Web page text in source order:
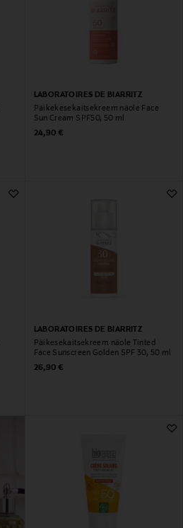
LABORATOIRES DE BIARRITZ
Päikekesekaitsekreem näole Face
Sun Cream SPF50, 50 ml
Original Price
24,90 €
LABORATOIRES DE BIARRITZ
Päikesekaitsekreem näole Tinted
Face Sunscreen Golden SPF 30, 50 ml
Original Price
26,90 €